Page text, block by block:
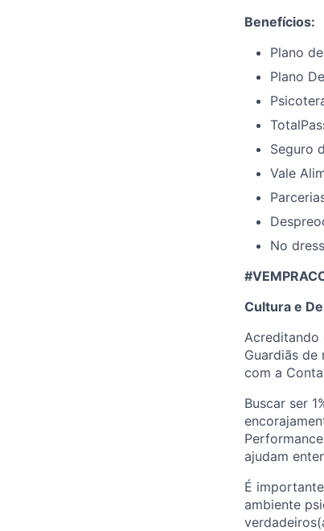
Benefícios:
Plano
Plano
Seguro
Vale
No
Cultura e
Acreditando
Guardiãs
com a
Buscar ser
ajudam
É
ambiente